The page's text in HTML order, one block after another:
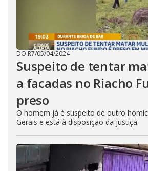
DO R7/05/04/2024
Suspeito de tentar
a facadas no Riacho
preso
O homem já é suspeito de outro
Gerais e está à disposição da justiça